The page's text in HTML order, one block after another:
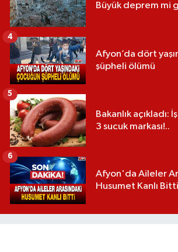
Büyük deprem mi
Afyon’da dört
şüpheli ölümü
4
Bakanlık açıkladı:
3 sucuk markası!..
5
Afyon'da Aileler
Husumet Kanlı Bitti
6